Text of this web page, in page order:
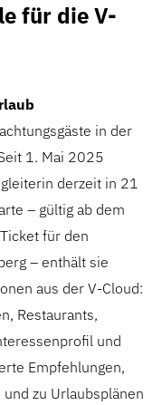
für die V-
in der
1. Mai 2025
derzeit in 21
– gültig ab dem
für den
– enthält sie
aus der V-Cloud:
Restaurants,
und
Empfehlungen,
zu Urlaubsplänen